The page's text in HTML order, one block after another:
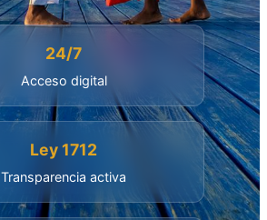
24/7
Acceso digital
Ley 1712
Transparencia activa